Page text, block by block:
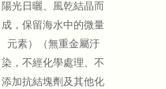
陽光日曬、風乾結晶而
成，保留海水中的微量
元素）（無重金屬汙
染，不經化學處理、不
添加抗結塊劑及其他化